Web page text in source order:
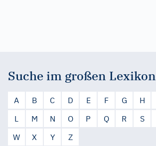
Suche im großen Lexikon
A B C D E F G H
L
M N O P Q R S
W
X Y Z